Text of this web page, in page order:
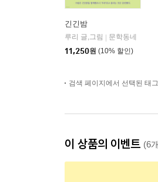
긴긴밤
루리 글,그림
문학동네
11,250원 (10% 할인)
검색 페이지에서 선택된 태
이 상품의 이벤트 (6